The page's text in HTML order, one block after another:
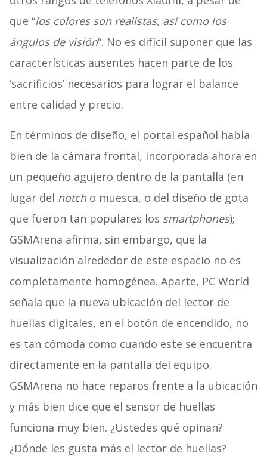
que “los colores son realistas, así como los
ángulos de visión“. No es difícil suponer que las
características ausentes hacen parte de los
‘sacrificios’ necesarios para lograr el balance
entre calidad y precio.
En términos de diseño, el portal español habla
bien de la cámara frontal, incorporada ahora en
un pequeño agujero dentro de la pantalla (en
lugar del notcho muesca, o del diseño de gota
que fueron tan populares los smartphones);
GSMArena afirma, sin embargo, que la
visualización alrededor de este espacio no es
completamente homogénea. Aparte, PC World
señala que la nueva ubicación del lector de
huellas digitales, en el botón de encendido, no
es tan cómoda como cuando este se encuentra
directamente en la pantalla del equipo.
GSMArena no hace reparos frente a la ubicación
y más bien dice que el sensor de huellas
funciona muy bien. ¿Ustedes qué opinan?
¿Dónde les gusta más el lector de huellas?